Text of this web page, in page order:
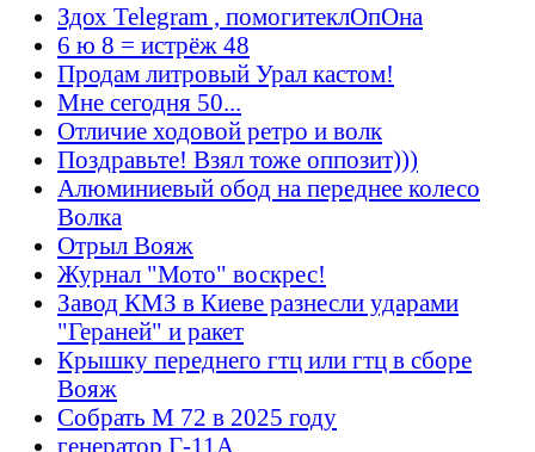
Здох Telegram , помогитеклОпОна
6 ю 8 = истрёж 48
Продам литровый Урал кастом!
Мне сегодня 50...
Отличие ходовой ретро и волк
Поздравьте! Взял тоже оппозит)))
Алюминиевый обод на переднее колесо
Волка
Отрыл Вояж
Журнал "Мото" воскрес!
Завод КМЗ в Киеве разнесли ударами
"Гераней" и ракет
Крышку переднего гтц или гтц в сборе
Вояж
Собрать М 72 в 2025 году
генератор Г-11А